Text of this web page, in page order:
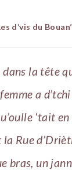
d’vis du
dans la tête
a
‘tait
la Rue
bras, un